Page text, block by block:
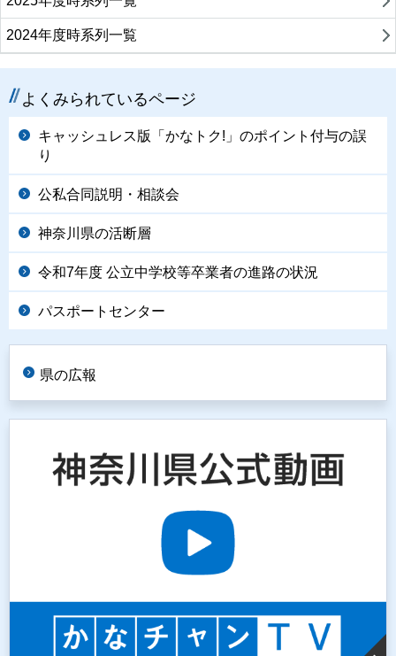
2024年度時系列一覧
よくみられているページ
キャッシュレス版「かなトク!」のポイント付与の誤
り
公私合同説明・相談会
神奈川県の活断層
令和7年度 公立中学校等卒業者の進路の状況
パスポートセンター
県の広報